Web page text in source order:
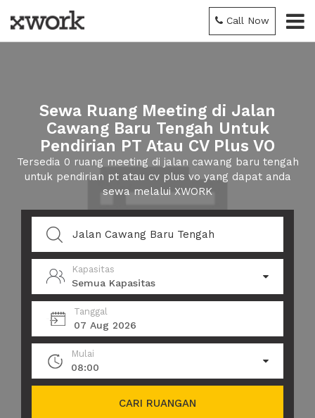
Call Now
Sewa Ruang Meeting di Jalan
Cawang Baru Tengah Untuk
Pendirian PT Atau CV Plus VO
Tersedia 0 ruang meeting di jalan cawang baru tengah
untuk pendirian pt atau cv plus vo yang dapat anda
sewa melalui XWORK
Kapasitas
Semua Kapasitas
Tanggal
07 Aug 2026
Mulai
08:00
CARI RUANGAN